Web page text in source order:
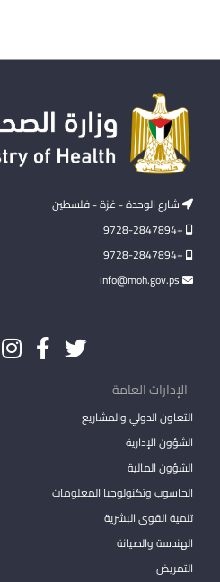
شارع الوحدة - غزة - فلسطين
+9728-2847894
+9728-2847894
الإدارات العامة
التعاون الدولي والمشاريع
الشؤون الإدارية
الشؤون المالية
الحاسوب وتكنولوجيا المعلومات
تنمية القوى البشرية
الهندسة والصيانة
التمريض